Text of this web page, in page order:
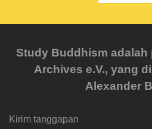
Study Buddhism adalah
Archives e.V., yang
Alexander
Kirim tanggapan